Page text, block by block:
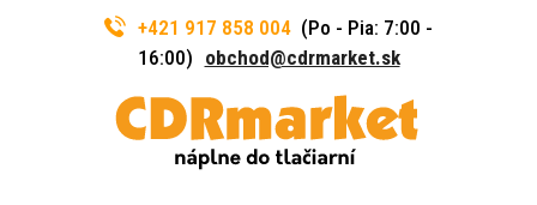
+421 917 858 004 (Po - Pia: 7:00 -
16:00) obchod@cdrmarket.sk